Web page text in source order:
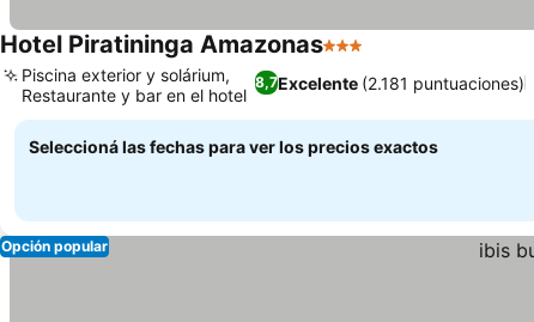
Hotel Piratininga Amazonas3 Estrellas
8,7Excelente (2.181 puntuaciones)
Piscina exterior y solárium,
Restaurante y bar en el hotel
Seleccioná las fechas para ver los precios exactos
Opción popular